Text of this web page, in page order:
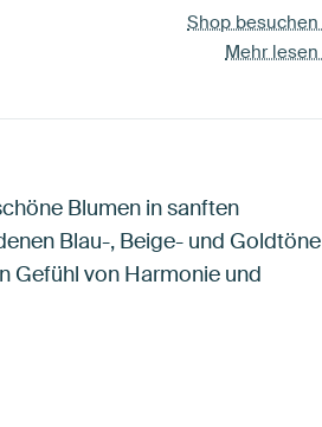
Shop besuchen
Mehr lesen
Blumen in sanften
Blau-, Beige- und Goldtöne
Gefühl von Harmonie und